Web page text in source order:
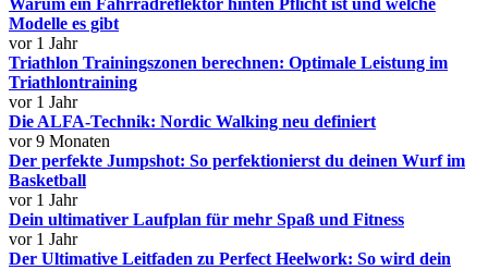
Warum ein Fahrradreflektor hinten Pflicht ist und welche
Modelle es gibt
vor 1 Jahr
Triathlon Trainingszonen berechnen: Optimale Leistung im
Triathlontraining
vor 1 Jahr
Die ALFA-Technik: Nordic Walking neu definiert
vor 9 Monaten
Der perfekte Jumpshot: So perfektionierst du deinen Wurf im
Basketball
vor 1 Jahr
Dein ultimativer Laufplan für mehr Spaß und Fitness
vor 1 Jahr
Der Ultimative Leitfaden zu Perfect Heelwork: So wird dein